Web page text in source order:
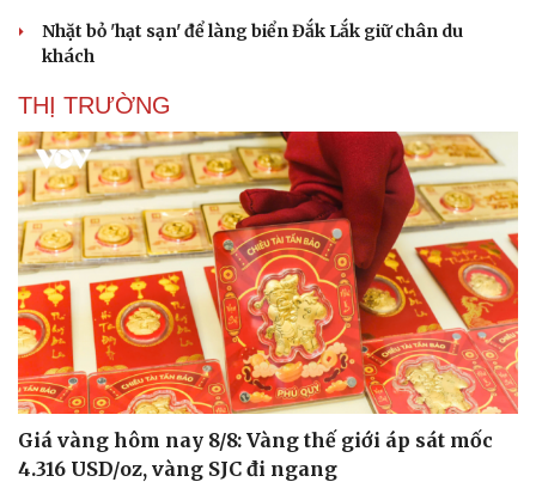
Nhặt bỏ 'hạt sạn' để làng biển Đắk Lắk giữ chân du
khách
THỊ TRƯỜNG
Giá vàng hôm nay 8/8: Vàng thế giới áp sát mốc
4.316 USD/oz, vàng SJC đi ngang